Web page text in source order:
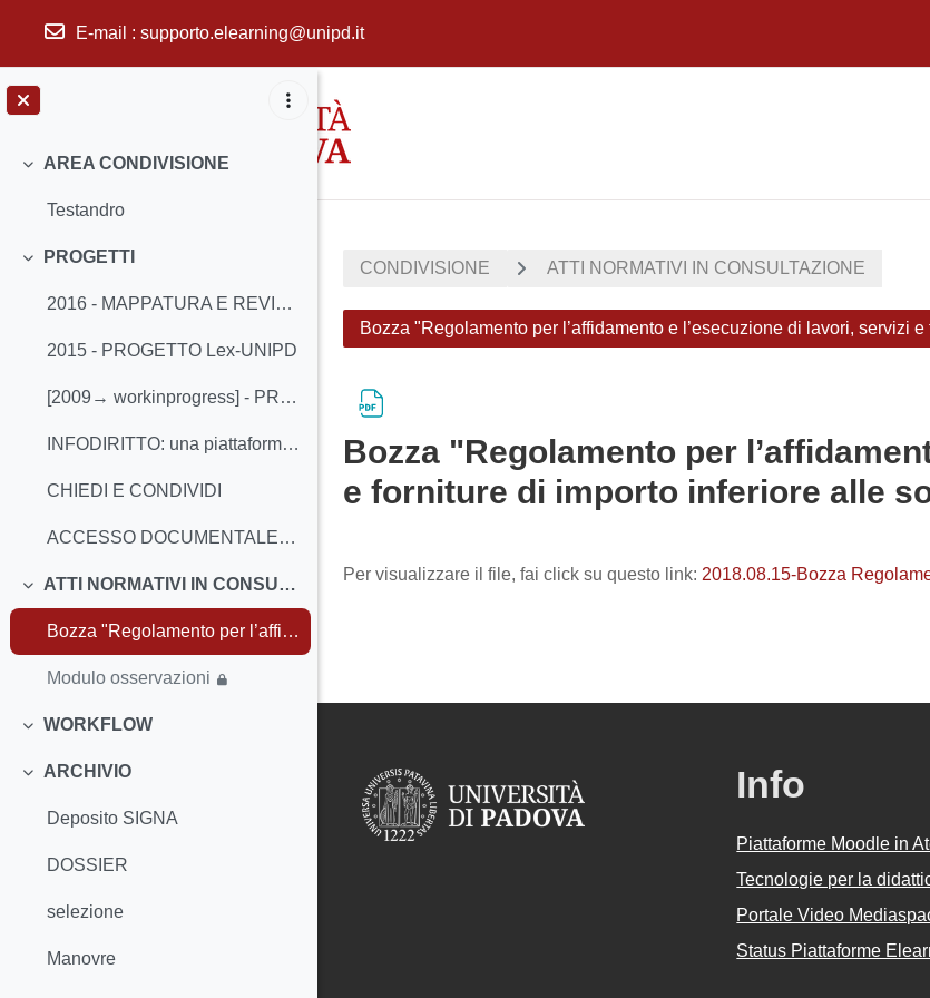
E-mail : supporto.elearning@unipd.it
Minimizza
AREA CONDIVISIONE
Testandro
Minimizza
PROGETTI
2016 - MAPPATURA E REVISIONE PROCESSI
2015 - PROGETTO Lex-UNIPD
[2009→ workinprogress] - PROGETTO DI IN-FORMAZIONE GIURIDICA
INFODIRITTO: una piattaforma collaborativa per l'informazione giuridica
CHIEDI E CONDIVIDI
ACCESSO DOCUMENTALE - FAQ
Minimizza
ATTI NORMATIVI IN CONSULTAZIONE
Bozza "Regolamento per l’affidamento e l’esecuzione di lavori, servizi e forniture di importo inferiore alle soglie di rilevanza comunitaria"
Modulo osservazioni
Minimizza
WORKFLOW
Minimizza
ARCHIVIO
Deposito SIGNA
DOSSIER
selezione
Manovre
CONDIVISIONE ATTI NORMATIVI IN CONSULTAZIONE
Bozza "Regolamento per l’affidamento e l’esecuzione di lavori,
Bozza "Regolamento per
e forniture di importo inferiore alle
Per visualizzare il file, fai click su questo link: 2018.08.15-Bozza
Info
Piattaforme Moodle in
Tecnologie per la
Portale Video
Status Piattaforme